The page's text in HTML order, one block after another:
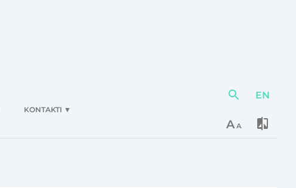
KONTAKTI ▼
DarbībasEN
AA